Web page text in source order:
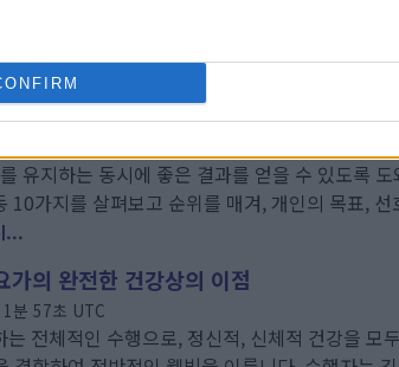
입니다:
피트니스 활동
분 11초 UTC
을 지루한 일상에서 즐거운 생활 방식으로 바꿔
유지하는 동시에 좋은 결과를 얻을 수 있도록
10가지를 살펴보고 순위를 매겨, 개인의 목표,
...
의 완전한 건강상의 이점
분 57초 UTC
전체적인 수행으로, 정신적, 신체적 건강을 모